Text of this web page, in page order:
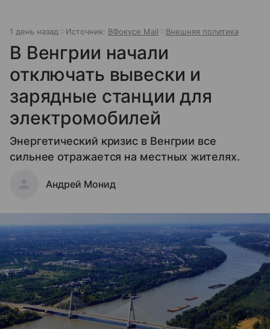
1 день назад Источник: ВФокусе Mail Внешняя политика
В Венгрии начали
отключать вывески и
зарядные станции для
электромобилей
Энергетический кризис в Венгрии все
сильнее отражается на местных жителях.
Андрей Монид